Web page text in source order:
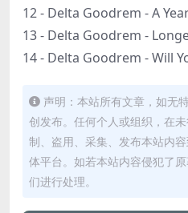
12 - Delta Goodrem - A
13 - Delta Goodrem -
14 - Delta Goodrem - Will
声明：本站所有文章，如无
创发布。任何个人或组织，在
制、盗用、采集、发布本站内
体平台。如若本站内容侵犯了
们进行处理。